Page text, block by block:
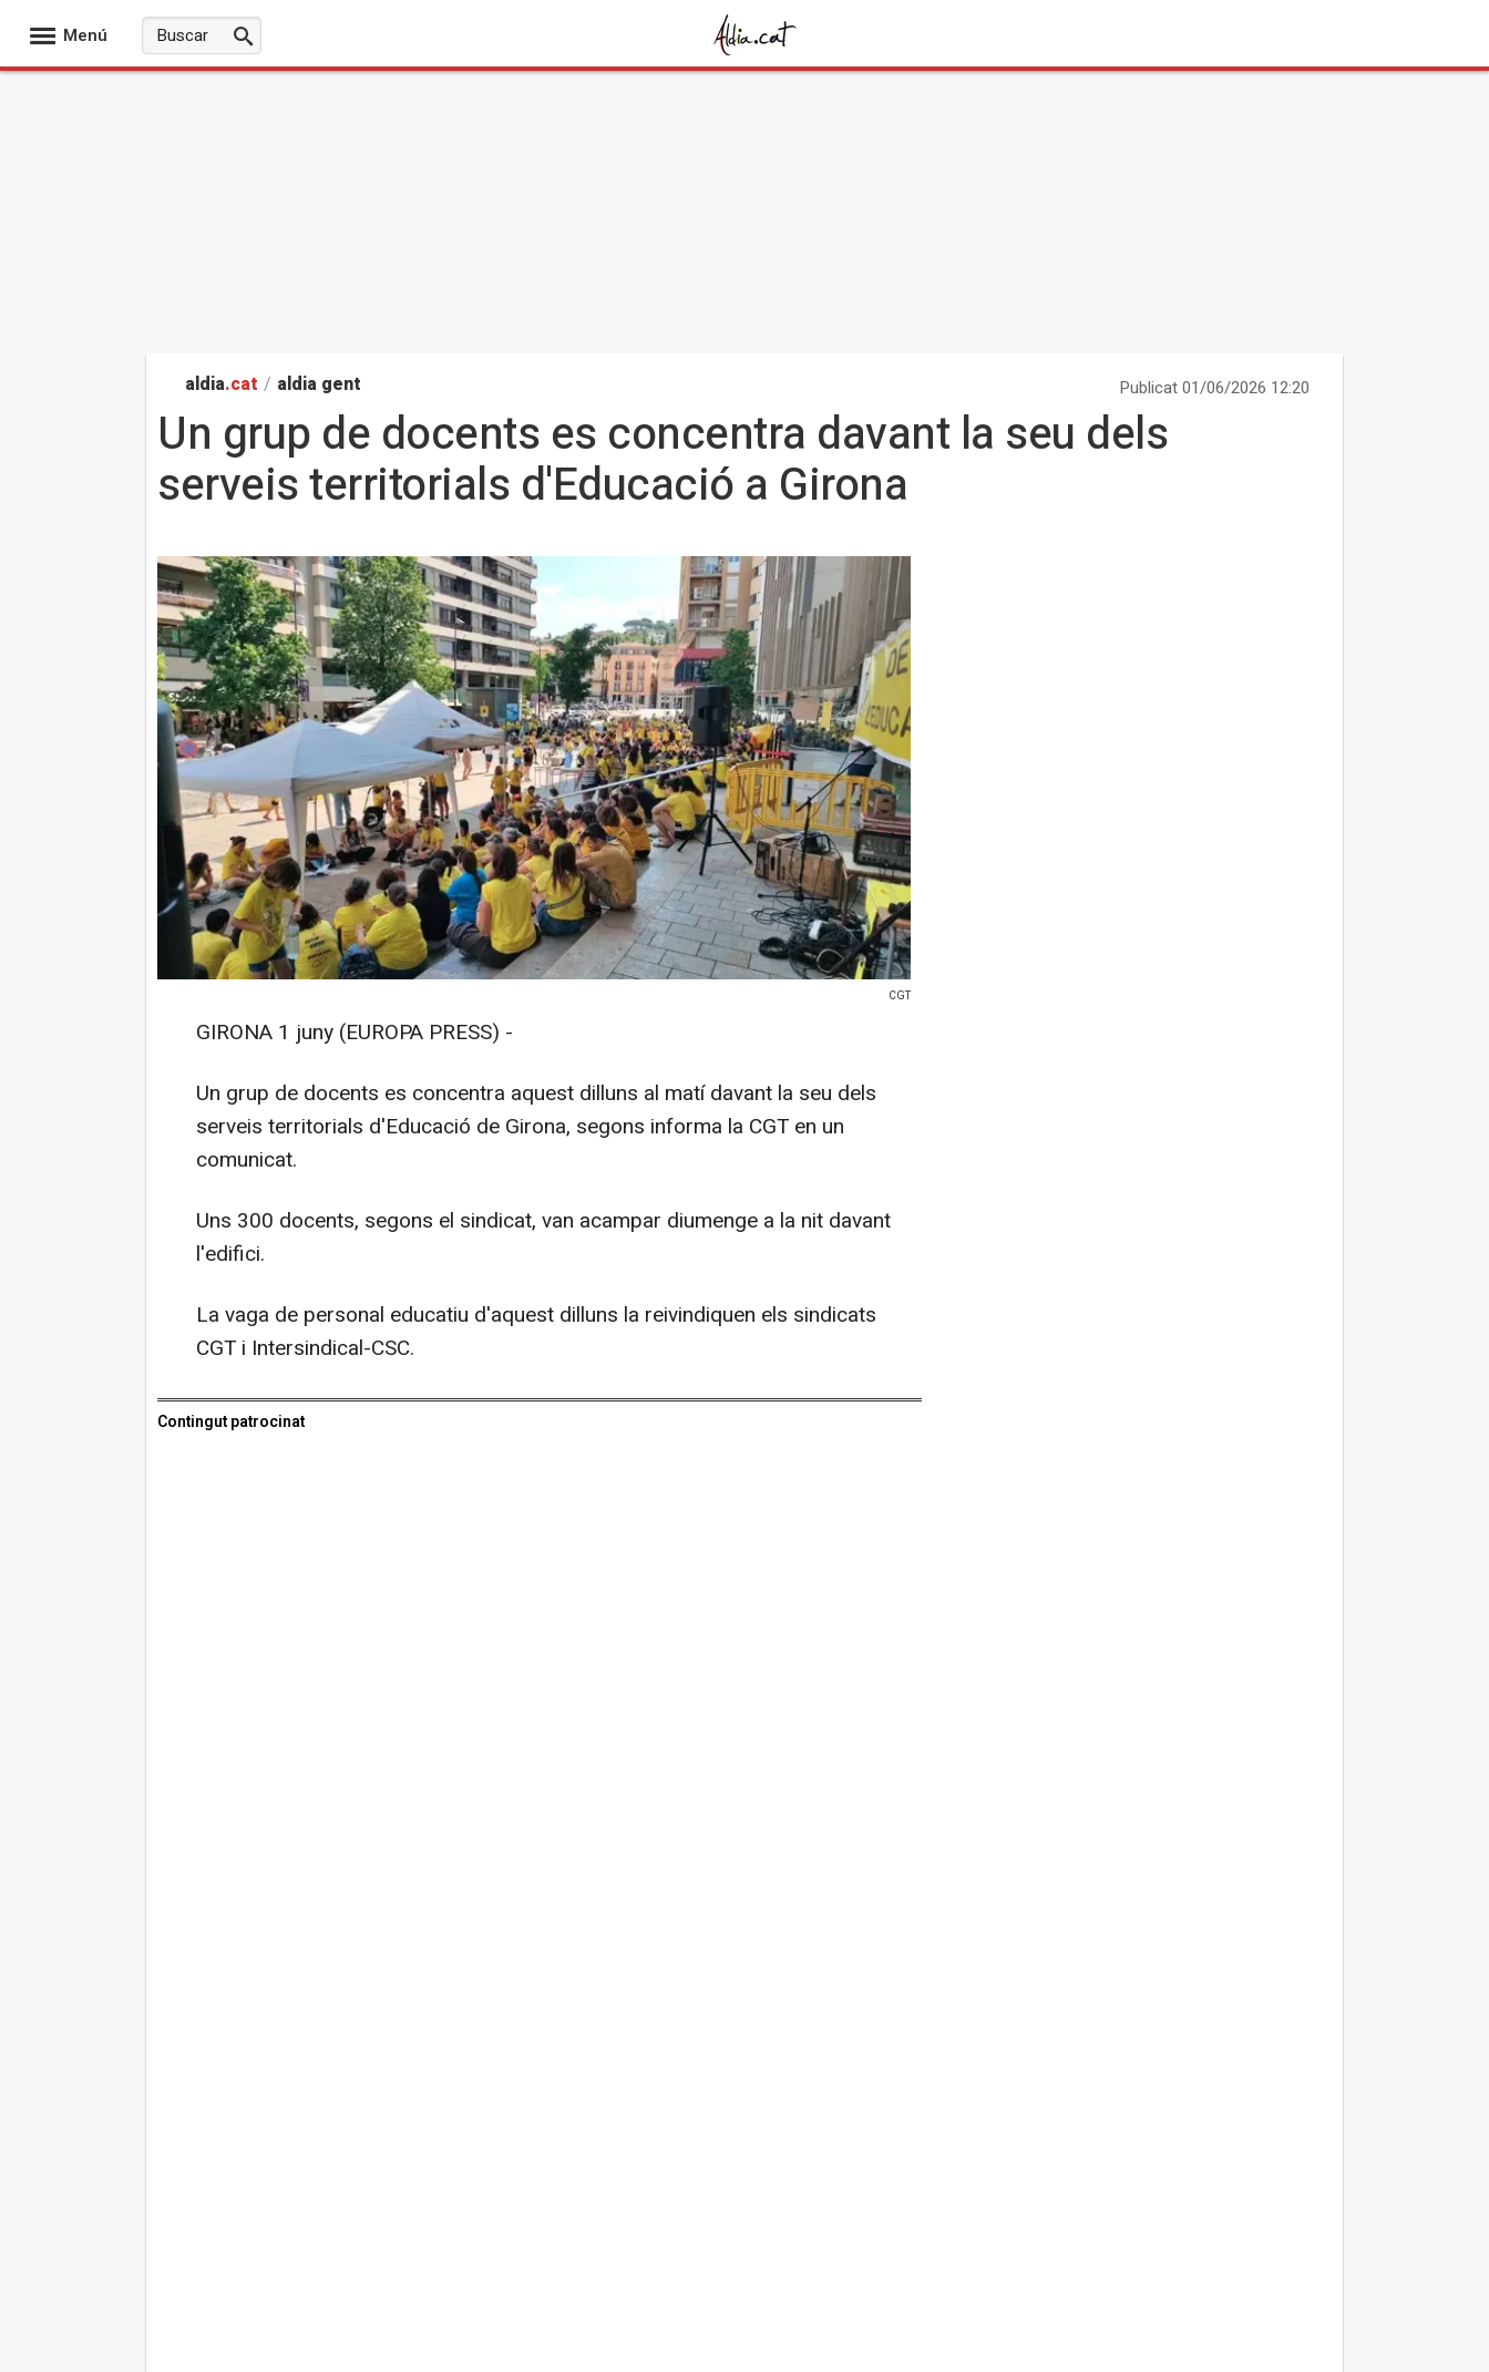
Menú
aldia.cat / aldia gent Publicat 01/06/2026 12:20
Un grup de docents es concentra davant la seu dels
serveis territorials d'Educació a Girona
CGT
GIRONA 1 juny (EUROPA PRESS) -
Un grup de docents es concentra aquest dilluns al matí davant la seu dels
serveis territorials d'Educació de Girona, segons informa la CGT en un
comunicat.
Uns 300 docents, segons el sindicat, van acampar diumenge a la nit davant
l'edifici.
La vaga de personal educatiu d'aquest dilluns la reivindiquen els sindicats
CGT i Intersindical-CSC.
Contingut patrocinat